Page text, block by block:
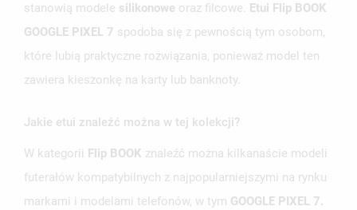
stanowią modele silikonowe oraz filcowe. Etui Flip BOOK
GOOGLE PIXEL 7 spodoba się z pewnością tym osobom,
które lubią praktyczne rozwiązania, ponieważ model ten
zawiera kieszonkę na karty lub banknoty.
Jakie etui znaleźć można w tej kolekcji?
W kategorii Flip BOOK znaleźć można kilkanaście modeli
futerałów kompatybilnych z najpopularniejszymi na rynku
markami i modelami telefonów, w tym GOOGLE PIXEL 7.